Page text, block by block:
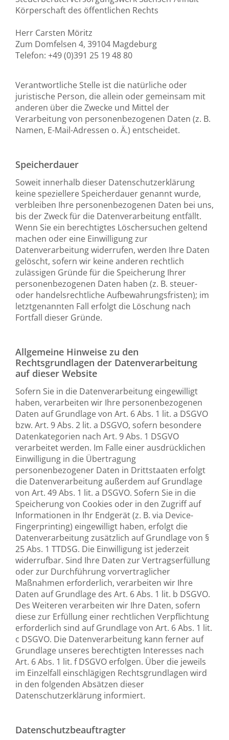
Körperschaft des öffentlichen Rechts
Herr Carsten Möritz
Zum Domfelsen 4, 39104 Magdeburg
Telefon: +49 (0)391 25 19 48 80
Verantwortliche Stelle ist die natürliche oder
juristische Person, die allein oder gemeinsam mit
anderen über die Zwecke und Mittel der
Verarbeitung von personenbezogenen Daten (z. B.
Namen, E-Mail-Adressen o. Ä.) entscheidet.
Speicherdauer
Soweit innerhalb dieser Datenschutzerklärung
keine speziellere Speicherdauer genannt wurde,
verbleiben Ihre personenbezogenen Daten bei uns,
bis der Zweck für die Datenverarbeitung entfällt.
Wenn Sie ein berechtigtes Löschersuchen geltend
machen oder eine Einwilligung zur
Datenverarbeitung widerrufen, werden Ihre Daten
gelöscht, sofern wir keine anderen rechtlich
zulässigen Gründe für die Speicherung Ihrer
personenbezogenen Daten haben (z. B. steuer-
oder handelsrechtliche Aufbewahrungsfristen); im
letztgenannten Fall erfolgt die Löschung nach
Fortfall dieser Gründe.
Allgemeine Hinweise zu den
Rechtsgrundlagen der Datenverarbeitung
auf dieser Website
Sofern Sie in die Datenverarbeitung eingewilligt
haben, verarbeiten wir Ihre personenbezogenen
Daten auf Grundlage von Art. 6 Abs. 1 lit. a DSGVO
bzw. Art. 9 Abs. 2 lit. a DSGVO, sofern besondere
Datenkategorien nach Art. 9 Abs. 1 DSGVO
verarbeitet werden. Im Falle einer ausdrücklichen
Einwilligung in die Übertragung
personenbezogener Daten in Drittstaaten erfolgt
die Datenverarbeitung außerdem auf Grundlage
von Art. 49 Abs. 1 lit. a DSGVO. Sofern Sie in die
Speicherung von Cookies oder in den Zugriff auf
Informationen in Ihr Endgerät (z. B. via Device-
Fingerprinting) eingewilligt haben, erfolgt die
Datenverarbeitung zusätzlich auf Grundlage von §
25 Abs. 1 TTDSG. Die Einwilligung ist jederzeit
widerrufbar. Sind Ihre Daten zur Vertragserfüllung
oder zur Durchführung vorvertraglicher
Maßnahmen erforderlich, verarbeiten wir Ihre
Daten auf Grundlage des Art. 6 Abs. 1 lit. b DSGVO.
Des Weiteren verarbeiten wir Ihre Daten, sofern
diese zur Erfüllung einer rechtlichen Verpflichtung
erforderlich sind auf Grundlage von Art. 6 Abs. 1 lit.
c DSGVO. Die Datenverarbeitung kann ferner auf
Grundlage unseres berechtigten Interesses nach
Art. 6 Abs. 1 lit. f DSGVO erfolgen. Über die jeweils
im Einzelfall einschlägigen Rechtsgrundlagen wird
in den folgenden Absätzen dieser
Datenschutzerklärung informiert.
Datenschutzbeauftragter